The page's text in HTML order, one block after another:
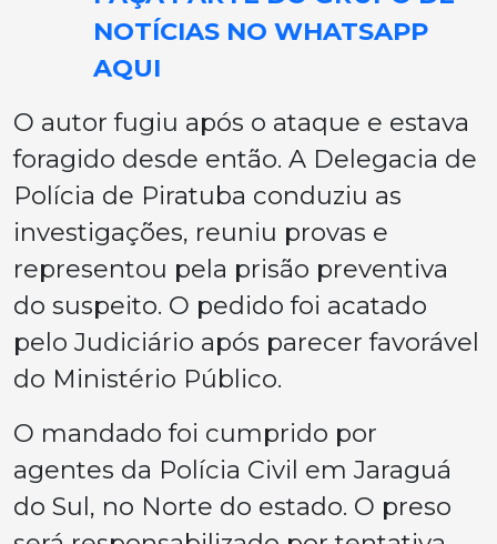
NOTÍCIAS NO WHATSAPP
AQUI
O autor fugiu após o ataque e estava
foragido desde então. A Delegacia de
Polícia de Piratuba conduziu as
investigações, reuniu provas e
representou pela prisão preventiva
do suspeito. O pedido foi acatado
pelo Judiciário após parecer favorável
do Ministério Público.
O mandado foi cumprido por
agentes da Polícia Civil em Jaraguá
do Sul, no Norte do estado. O preso